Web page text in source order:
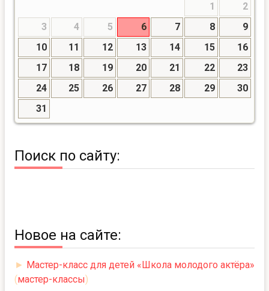
1
2
3
4 5 6 7 8
9
10
11 12 13 14 15
16
17
18 19 20 21 22
23
24
25 26 27 28 29
30
31
Поиск по сайту:
Новое на сайте:
► Мастер-класс для детей «Школа молодого актёра»
(мастер-классы)